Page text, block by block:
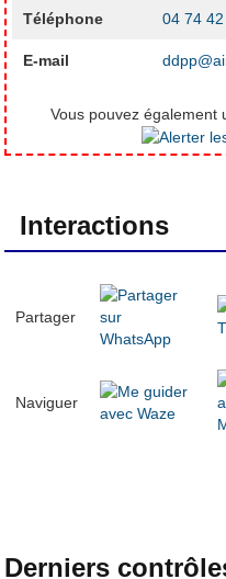
Téléphone 04 74
E-mail
Vous pouvez également
Interactions
Partager
Naviguer
Derniers